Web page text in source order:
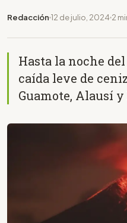
Redacción 12 de julio, 2024 2
Hasta la noche
caída leve de
Guamote, Alausí y